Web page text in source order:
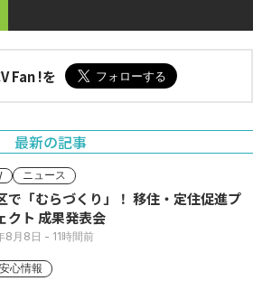
Fan !を
最新の記事
ニュース
で「むらづくり」！ 移住・定住促進プ
クト 成果発表会
8月8日 - 11時間前
心情報